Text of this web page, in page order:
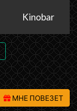
Kinobar
МНЕ ПОВЕЗЕТ